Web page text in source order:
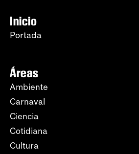
Inicio
Portada
Áreas
Ambiente
Carnaval
Ciencia
Cotidiana
Cultura